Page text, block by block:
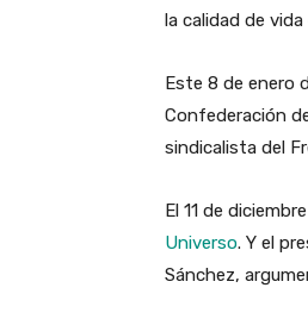
la calidad de
Este 8 de enero
Confederación
sindicalista del
El 11 de
Universo. Y el
Sánchez,